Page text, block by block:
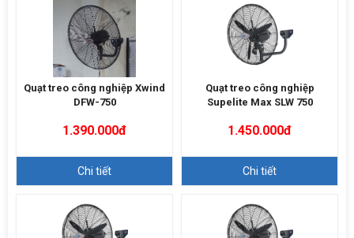
Quạt treo công nghiệp Xwind
DFW-750
1.390.000đ
Chi tiết
Quạt treo công nghiệp
Supelite Max SLW 750
1.450.000đ
Chi tiết